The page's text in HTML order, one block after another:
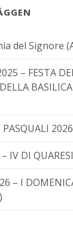
del Signore
– FESTA
BASILICA
2026
IV DI
– I